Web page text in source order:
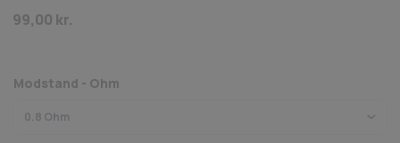
99,00 kr.
Modstand - Ohm